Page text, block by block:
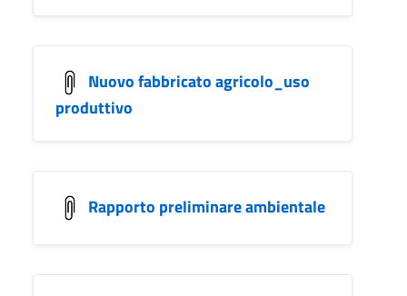
Nuovo fabbricato agricolo_uso
produttivo
Rapporto preliminare ambientale